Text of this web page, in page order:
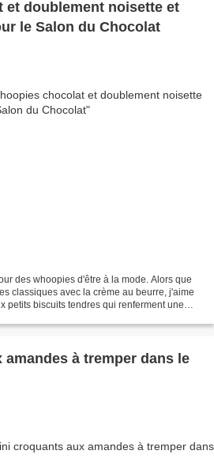
et doublement noisette et
le Salon du Chocolat
des whoopies d'être à la mode. Alors que
classiques avec la crème au beurre, j'aime
petits biscuits tendres qui renferment une
à tremper dans le